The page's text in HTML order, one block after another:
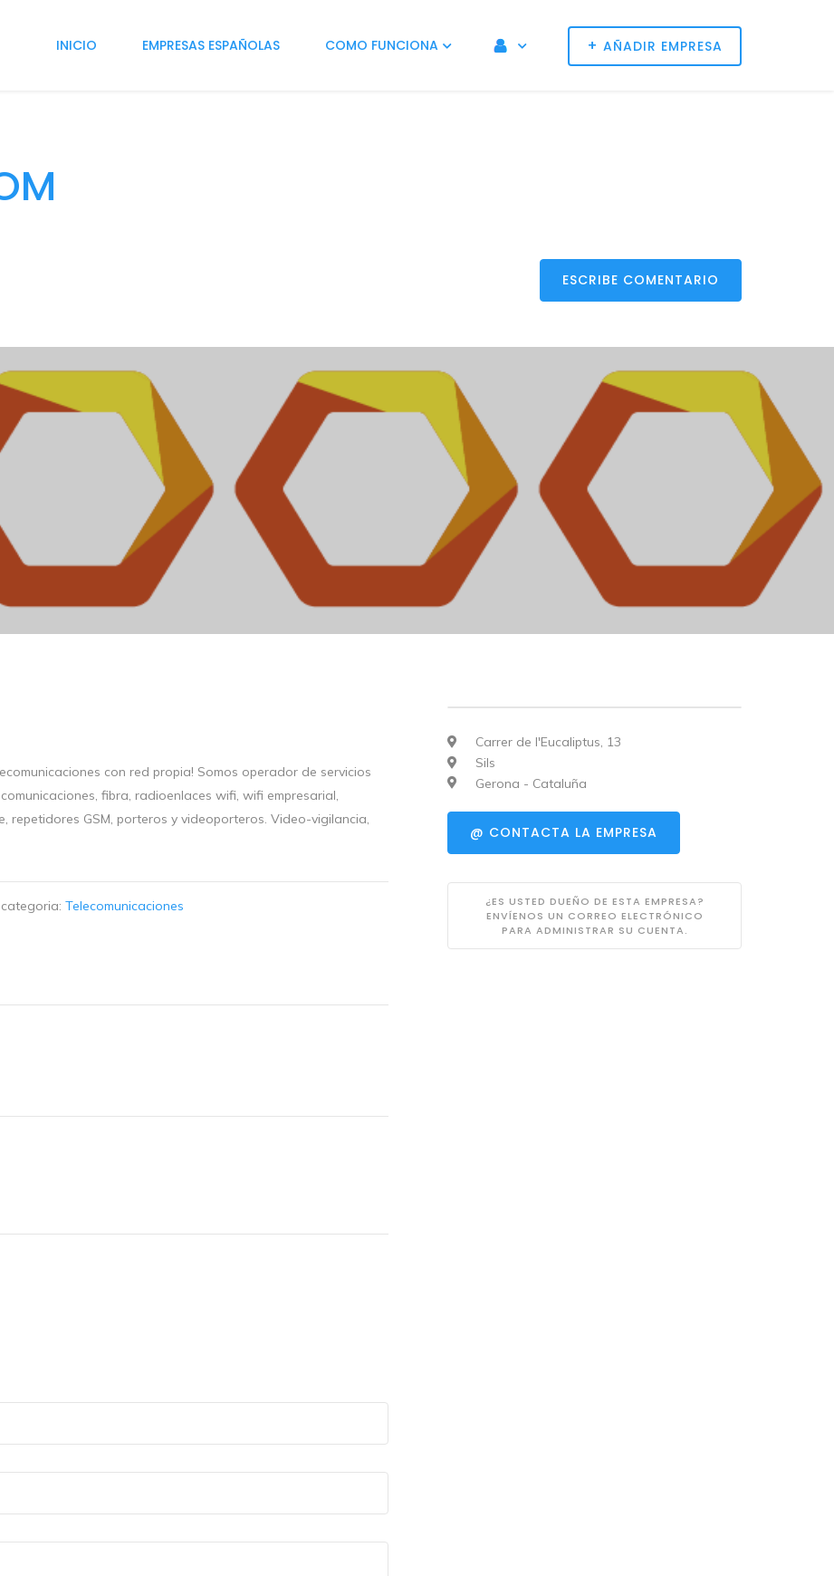
+ AÑADIR EMPRESA
INICIO EMPRESAS ESPAÑOLAS COMO FUNCIONA
ESCRIBE COMENTARIO
con red propia! Somos operador de servicios
fibra, radioenlaces wifi, wifi empresarial,
repetidores GSM, porteros y videoporteros. Video-vigilancia,
Telecomunicaciones
Carrer de l'Eucaliptus, 13
Sils
Gerona - Cataluña
@ CONTACTA LA EMPRESA
¿ES USTED DUEÑO DE ESTA EMPRESA?
ENVÍENOS UN CORREO ELECTRÓNICO
PARA ADMINISTRAR SU CUENTA.